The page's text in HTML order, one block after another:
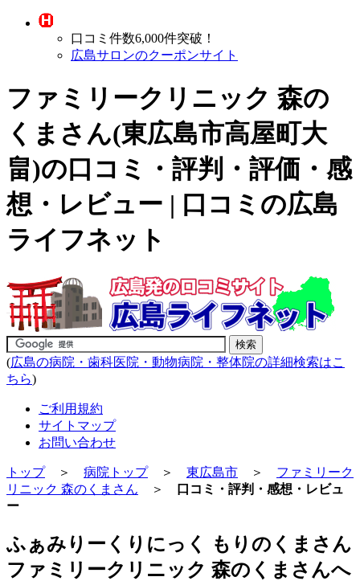
口コミ件数6,000件突破！
広島サロンのクーポンサイト
ファミリークリニック 森の
くまさん(東広島市高屋町大
畠)の口コミ・評判・評価・感
想・レビュー | 口コミの広島
ライフネット
(広島の病院・歯科医院・動物病院・整体院の詳細検索はこ
ちら)
ご利用規約
サイトマップ
お問い合わせ
トップ＞ 病院トップ＞ 東広島市 ＞ ファミリーク
リニック 森のくまさん ＞
口コミ・評判・感想・レビュ
ー
ふぁみりーくりにっく もりのくまさん
ファミリークリニック 森のくまさんへ